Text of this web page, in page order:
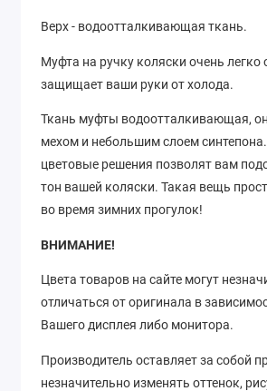
Верх - водоотталкивающая ткань.
Муфта на ручку коляски очень легко
защищает ваши руки от холода.
Ткань муфты водоотталкивающая,
мехом и небольшим слоем
цветовые решения позволят вам
тон вашей коляски. Такая вещь
во время зимних прогулок!
ВНИМАНИЕ!
Цвета товаров на сайте могут
отличаться от оригинала в
Вашего дисплея либо монитора.
Производитель оставляет за собой
незначительно изменять оттенок,